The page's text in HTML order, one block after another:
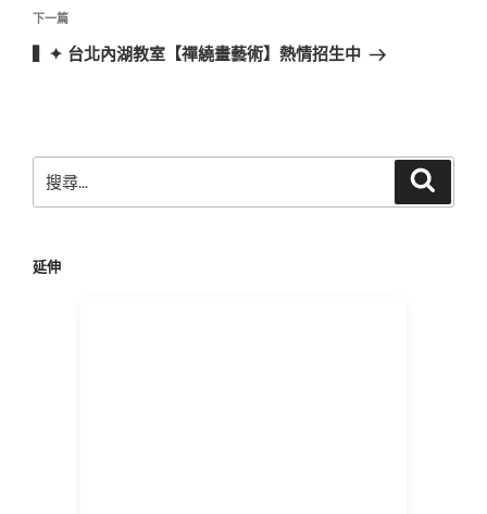
覽
文
章
下
一
下一篇
▍✦ 台北內湖教室【禪繞畫藝術】熱情招生中
尋
字:
延伸